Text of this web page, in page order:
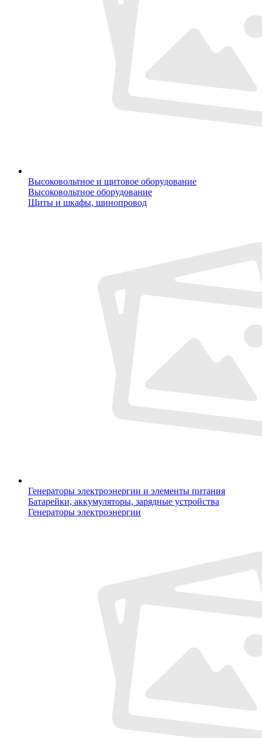
Высоковольтное и щитовое оборудование
Высоковольтное оборудование
Щиты и шкафы, шинопровод
Генераторы электроэнергии и элементы питания
Батарейки, аккумуляторы, зарядные устройства
Генераторы электроэнергии